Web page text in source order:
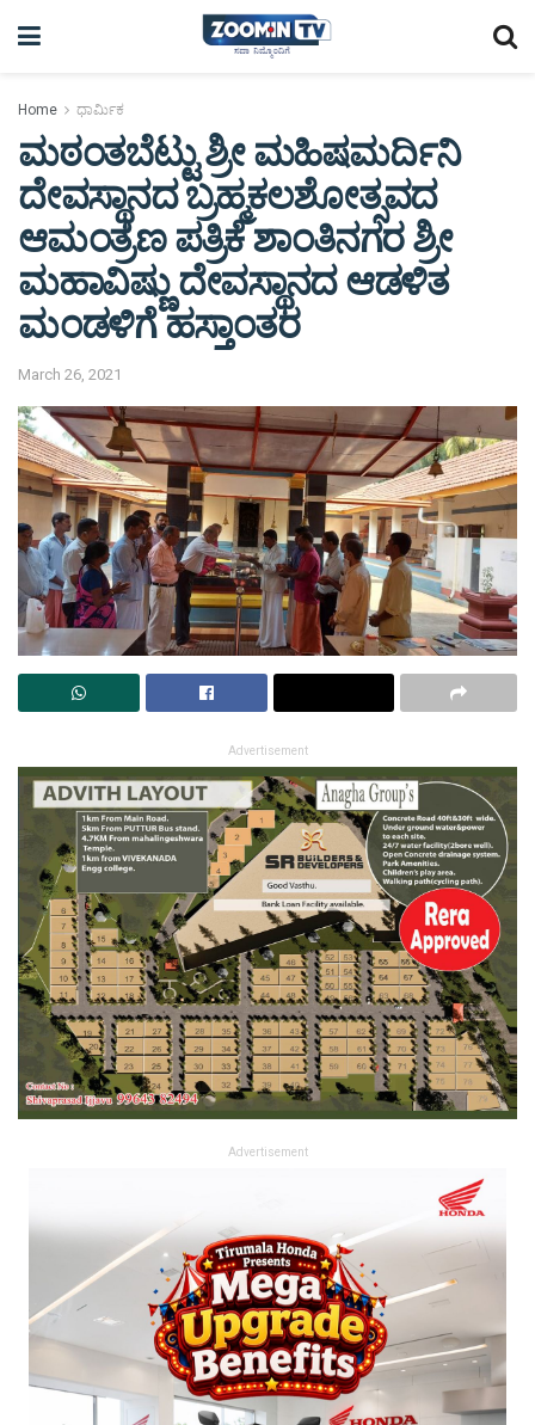
Home ಧಾರ್ಮಿಕ
ಮಠಂತಬೆಟ್ಟು ಶ್ರೀ ಮಹಿಷಮರ್ದಿನಿ
ದೇವಸ್ಥಾನದ ಬ್ರಹ್ಮಕಲಶೋತ್ಸವದ
ಆಮಂತ್ರಣ ಪತ್ರಿಕೆ ಶಾಂತಿನಗರ ಶ್ರೀ
ಮಹಾವಿಷ್ಣು ದೇವಸ್ಥಾನದ ಆಡಳಿತ
ಮಂಡಳಿಗೆ ಹಸ್ತಾಂತರ
March 26, 2021
Advertisement
Advertisement